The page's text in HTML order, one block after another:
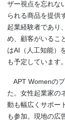
ザー視点を忘れな
られる商品を提供
起業経験者であり
め、顧客がいるこ
はAI（人工知能）
も予定しています。
APT Womenの
た。女性起業家の
動も幅広くサポー
も参加。現地の広